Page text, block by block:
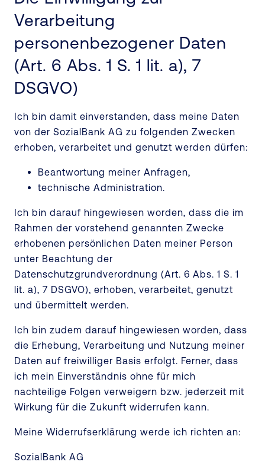
Verarbeitung
personenbezogener Daten
(Art. 6 Abs. 1 S. 1 lit. a), 7
DSGVO)
Ich bin damit einverstanden, dass meine Daten
von der SozialBank AG zu folgenden Zwecken
erhoben, verarbeitet und genutzt werden dürfen:
Beantwortung meiner Anfragen,
technische Administration.
Ich bin darauf hingewiesen worden, dass die im
Rahmen der vorstehend genannten Zwecke
erhobenen persönlichen Daten meiner Person
unter Beachtung der
Datenschutzgrundverordnung (Art. 6 Abs. 1 S. 1
lit. a), 7 DSGVO), erhoben, verarbeitet, genutzt
und übermittelt werden.
Ich bin zudem darauf hingewiesen worden, dass
die Erhebung, Verarbeitung und Nutzung meiner
Daten auf freiwilliger Basis erfolgt. Ferner, dass
ich mein Einverständnis ohne für mich
nachteilige Folgen verweigern bzw. jederzeit mit
Wirkung für die Zukunft widerrufen kann.
Meine Widerrufserklärung werde ich richten an:
SozialBank AG